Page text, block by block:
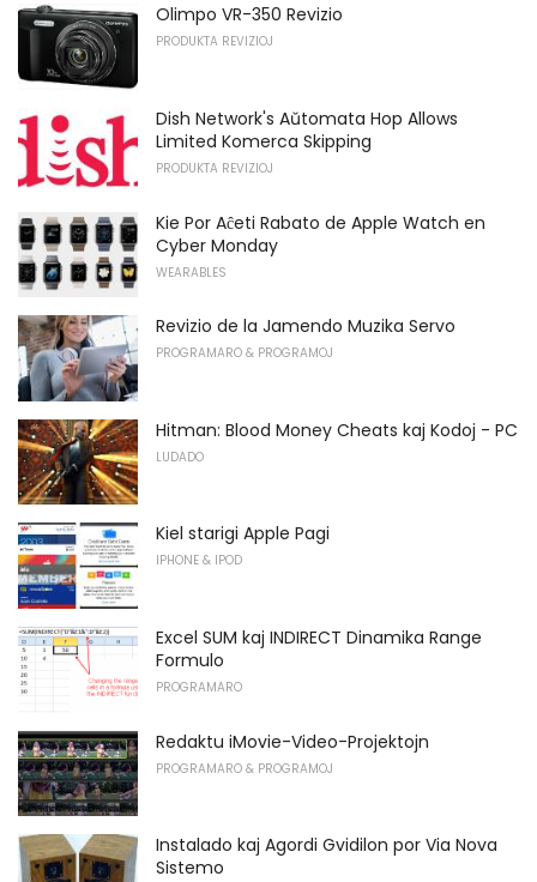
Olimpo VR-350 Revizio
PRODUKTA REVIZIOJ
Dish Network's Aŭtomata Hop Allows
Limited Komerca Skipping
PRODUKTA REVIZIOJ
Kie Por Aĉeti Rabato de Apple Watch en
Cyber ​​Monday
WEARABLES
Revizio de la Jamendo Muzika Servo
PROGRAMARO & PROGRAMOJ
Hitman: Blood Money Cheats kaj Kodoj - PC
LUDADO
Kiel starigi Apple Pagi
IPHONE & IPOD
Excel SUM kaj INDIRECT Dinamika Range
Formulo
PROGRAMARO
Redaktu iMovie-Video-Projektojn
PROGRAMARO & PROGRAMOJ
Instalado kaj Agordi Gvidilon por Via Nova
Sistemo